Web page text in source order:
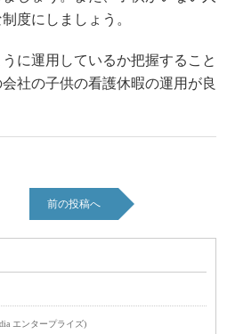
度にしましょう。
に運用しているか把握すること
社の子供の看護休暇の運用が良
前の投稿へ
エンタープライズ)